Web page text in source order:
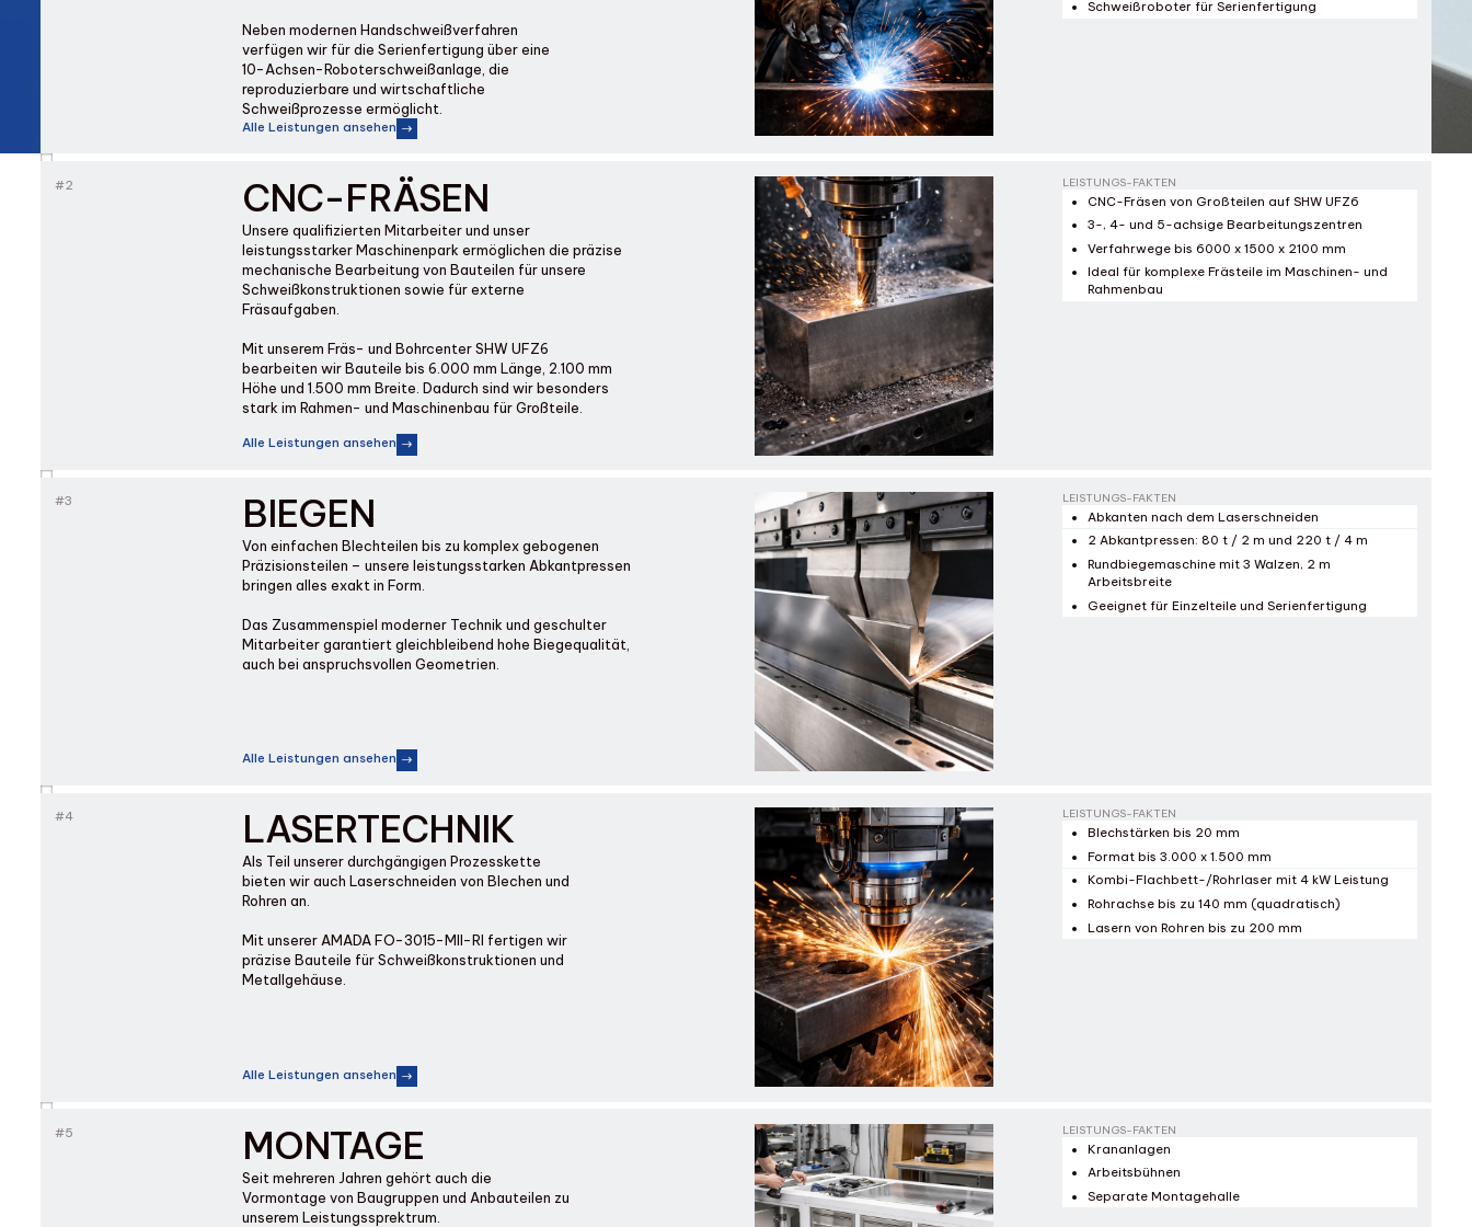
Neben modernen Handschweißverfahren
verfügen wir für die Serienfertigung über eine
10-Achsen-Roboterschweißanlage , die
reproduzierbare und wirtschaftliche
Schweißprozesse ermöglicht.
Alle Leistungen ansehen
Schweißroboter für Serienfertigung
#2 CNC-FRÄSEN
Unsere qualifizierten Mitarbeiter und unser
leistungsstarker Maschinenpark ermöglichen die präzise
mechanische Bearbeitung von Bauteilen für unsere
Schweißkonstruktionen sowie für externe
Fräsaufgaben.
Mit unserem Fräs- und Bohrcenter SHW UFZ6
bearbeiten wir Bauteile bis 6.000 mm Länge, 2.100 mm
Höhe und 1.500 mm Breite. Dadurch sind wir besonders
stark im Rahmen- und Maschinenbau für Großteile.
Alle Leistungen ansehen
LEISTUNGS-FAKTEN
CNC-Fräsen von Großteilen auf SHW UFZ6
3-, 4- und 5-achsige Bearbeitungszentren
Verfahrwege bis 6000 x 1500 x 2100 mm
Ideal für komplexe Frästeile im Maschinen- und
Rahmenbau
#3 BIEGEN
Von einfachen Blechteilen bis zu komplex gebogenen
Präzisionsteilen – unsere leistungsstarken Abkantpressen
bringen alles exakt in Form.
Das Zusammenspiel moderner Technik und geschulter
Mitarbeiter garantiert gleichbleibend hohe Biegequalität,
auch bei anspruchsvollen Geometrien.
Alle Leistungen ansehen
LEISTUNGS-FAKTEN
Abkanten nach dem Laserschneiden
2 Abkantpressen: 80 t / 2 m und 220 t / 4 m
Rundbiegemaschine mit 3 Walzen, 2 m
Arbeitsbreite
Geeignet für Einzelteile und Serienfertigung
#4 LASERTECHNIK
Als Teil unserer durchgängigen Prozesskette
bieten wir auch Laserschneiden von Blechen und
Rohren an.
Mit unserer AMADA FO-3015-MII-RI fertigen wir
präzise Bauteile für Schweißkonstruktionen und
Metallgehäuse.
Alle Leistungen ansehen
LEISTUNGS-FAKTEN
Blechstärken bis 20 mm
Format bis 3.000 x 1.500 mm
Kombi-Flachbett-/Rohrlaser mit 4 kW Leistung
Rohrachse bis zu 140 mm (quadratisch)
Lasern von Rohren bis zu 200 mm
#5 MONTAGE
Seit mehreren Jahren gehört auch die
Vormontage von Baugruppen und Anbauteilen zu
unserem Leistungssprektrum.
LEISTUNGS-FAKTEN
Krananlagen
Arbeitsbühnen
Separate Montagehalle